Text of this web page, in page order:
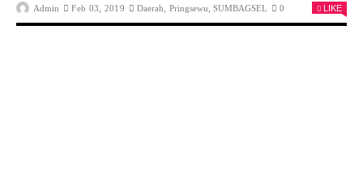
Admin Feb 03, 2019 Daerah Pringsewu ,SUMBAGSEL 0 LIKE